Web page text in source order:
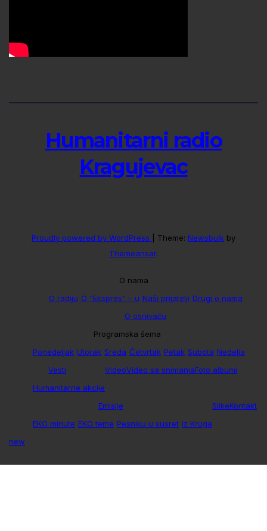
Humanitarni radio
Kragujevac
Proudly powered by WordPress Theme: Newsbulk by
Themeansar.
O nama
O radiju O “Ekspres” – u Naši prijatelji Drugi o nama
O osnivaču
Programska šema
Ponedeljak Utorak Sreda Četvrtak Petak Subota Nedelja
Vesti
Humanitarne akcije
VideoVideo sa snimanjaFoto albumi
Emisije
EKO minute EKO teme Pesniku u susret Iz Kruga
SlikeKontakt
new